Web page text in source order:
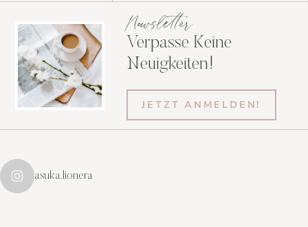
Newsletter
Verpasse Keine
Neuigkeiten!
JETZT ANMELDEN!
asuka.lionera